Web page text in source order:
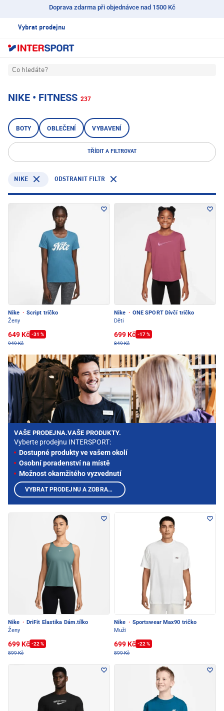
Doprava zdarma při objednávce nad 1500 Kč
Vybrat prodejnu
Co hledáte?
NIKE • FITNESS 237
BOTY OBLEČENÍ VYBAVENÍ
TŘÍDIT A FILTROVAT
NIKE ODSTRANIT FILTR
Nike · Script tričko
Ženy
649 Kč -31 %
949 Kč
Nike · ONE SPORT Dívčí tričko
Děti
699 Kč -17 %
849 Kč
Nike · DriFit Elastika Dám.tílko
Ženy
699 Kč -22 %
899 Kč
Nike · Sportswear Max90 tričko
Muži
699 Kč -22 %
899 Kč
VAŠE PRODEJNA.VAŠE PRODUKTY.
Vyberte prodejnu INTERSPORT:
Dostupné produkty ve vašem okolí
Osobní poradenství na místě
Možnost okamžitého vyzvednutí
VYBRAT PRODEJNU A ZOBRAZIT PRODUKTY